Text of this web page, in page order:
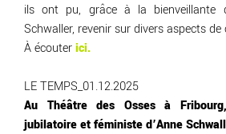
ils ont pu, grâce à la bienveillante
Schwaller, revenir sur divers aspects de
À écouterici.
LE TEMPS_01.12.2025
Au Théâtre des Osses à
jubilatoire et féministe d’Anne